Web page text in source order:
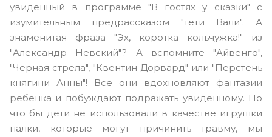
увиденный в программе "В гостях у сказки" с
изумительным предрассказом "тети Вали". А
знаменитая фраза "Эх, коротка кольчужка!" из
"Александр Невский"? А вспомните "Айвенго",
"Черная стрела", "Квентин Дорвард" или "Перстень
княгини Анны"! Все они вдохновляют фантазии
ребенка и побуждают подражать увиденному. Но
что бы дети не использовали в качестве игрушки
палки, которые могут причинить травму, мы